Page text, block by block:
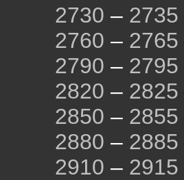
2730 – 2735
2760 – 2765
2790 – 2795
2820 – 2825
2850 – 2855
2880 – 2885
2910 – 2915